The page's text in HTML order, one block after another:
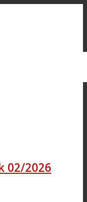
02/2026